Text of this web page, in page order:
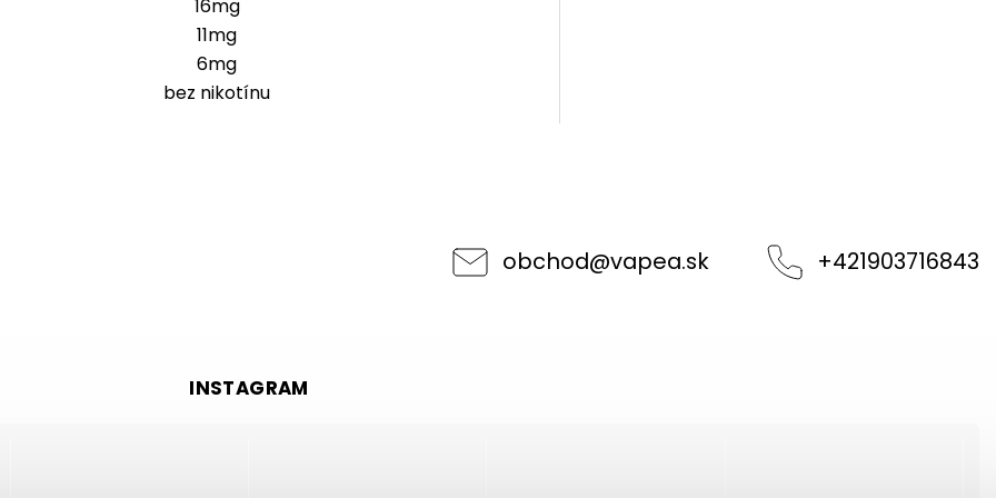
16mg
11mg
6mg
bez nikotínu
obchod@vapea.sk +421903716843
INSTAGRAM